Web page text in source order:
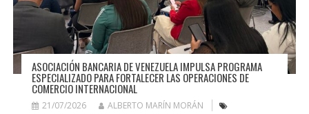
ASOCIACIÓN BANCARIA DE VENEZUELA IMPULSA PROGRAMA
ESPECIALIZADO PARA FORTALECER LAS OPERACIONES DE
COMERCIO INTERNACIONAL
21/07/2026
ALBERTO MARÍN MORÁN